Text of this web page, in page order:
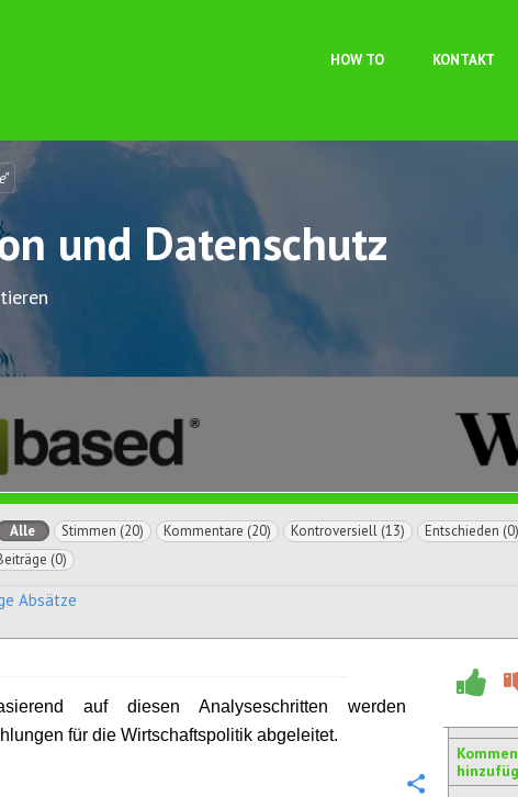
HOW TO KONTAKT
und Datenschutz
Alle Stimmen (20) Kommentare (20) Kontroversiell (13) Entschieden (0)
(0)
Absätze
auf diesen Analyseschritten werden
für die Wirtschaftspolitik abgeleitet.